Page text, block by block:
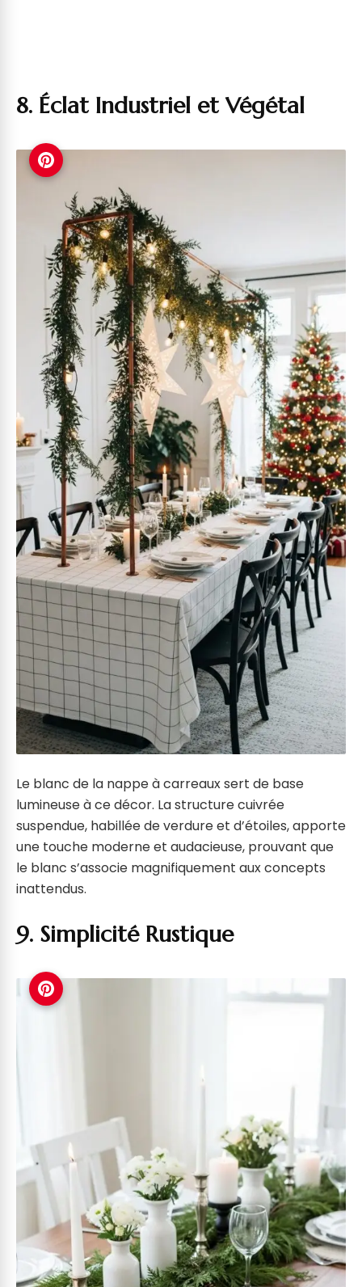
8. Éclat Industriel et Végétal
Le blanc de la nappe à carreaux sert de base
lumineuse à ce décor. La structure cuivrée
suspendue, habillée de verdure et d’étoiles, apporte
une touche moderne et audacieuse, prouvant que
le blanc s’associe magnifiquement aux concepts
inattendus.
9. Simplicité Rustique